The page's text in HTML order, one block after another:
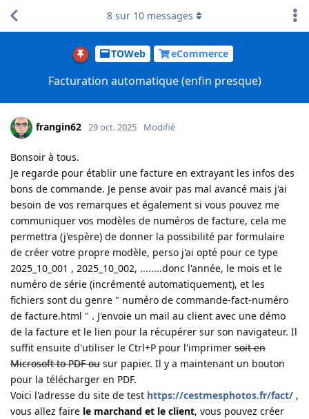
TOWeb eCommerce
Facturation automatique (enfin presque)
8 sur 10 messages
frangin62 29 oct. 2025 Modifié
Bonsoir à tous.
Je regarde pour établir une facture en extrayant les infos des
bons de commande. Je pense avoir pas mal avancé mais j'ai
besoin de vos remarques et également si vous pouvez me
communiquer vos modèles de numéros de facture, cela me
permettra (j'espère) de donner la possibilité par formulaire
de créer votre propre modèle, perso j'ai opté pour ce type
2025_10_001 , 2025_10_002, ........donc l'année, le mois et le
numéro de série (incrémenté automatiquement), et les
fichiers sont du genre " numéro de commande-fact-numéro
de facture.html " . J'envoie un mail au client avec une démo
de la facture et le lien pour la récupérer sur son navigateur. Il
suffit ensuite d'utiliser le Ctrl+P pour l'imprimer soit en
Microsoft to PDF ou sur papier. Il y a maintenant un bouton
pour la télécharger en PDF.
Voici l'adresse du site de test https://cestmesphotos.fr/fact/ ,
vous allez faire le marchand et le client, vous pouvez créer